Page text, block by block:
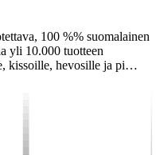
100 %% suomalainen
yli 10.000 tuotteen
kissoille, hevosille ja pi…